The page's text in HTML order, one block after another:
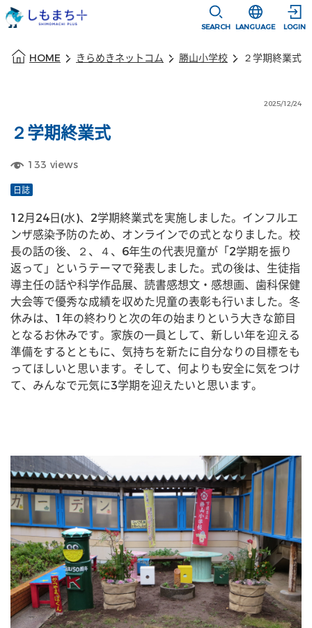
SEARCH
選択すると言
LANGUAGE LOGIN
HOME きらめきネットコム 勝山小学校 ２学期終業式
2025/12/24
２学期終業式
133 views
日誌
12月24日(水)、2学期終業式を実施しました。インフルエ
ンザ感染予防のため、オンラインでの式となりました。校
長の話の後、２、４、6年生の代表児童が「2学期を振り
返って」というテーマで発表しました。式の後は、生徒指
導主任の話や科学作品展、読書感想文・感想画、歯科保健
大会等で優秀な成績を収めた児童の表彰も行いました。冬
休みは、1年の終わりと次の年の始まりという大きな節目
となるお休みです。家族の一員として、新しい年を迎える
準備をするとともに、気持ちを新たに自分なりの目標をも
ってほしいと思います。そして、何よりも安全に気をつけ
て、みんなで元気に3学期を迎えたいと思います。